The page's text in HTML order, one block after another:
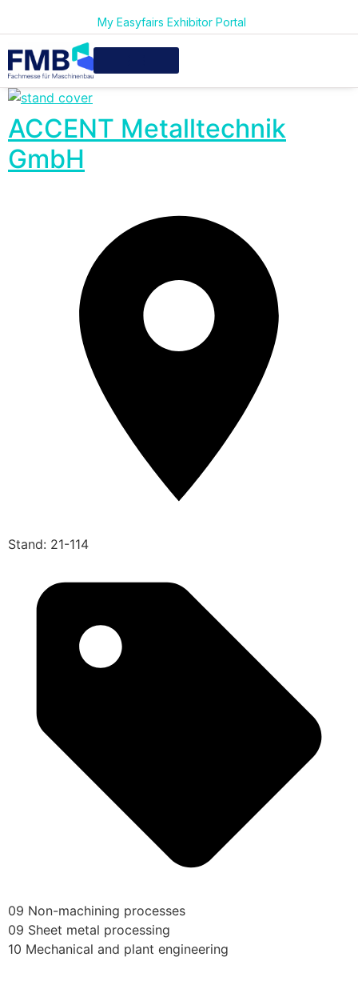
My Easyfairs Exhibitor Portal
ACCENT Metalltechnik
GmbH
Stand: 21-114
09 Non-machining processes
09 Sheet metal processing
10 Mechanical and plant engineering